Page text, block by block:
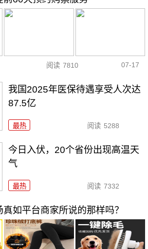
阅读 7810 07-17
我国2025年医保待遇享受人次达
87.5亿
最热 阅读 5288
今日入伏，20个省份出现高温天
气
最热 阅读 7332
如平台商家所说的那样吗？